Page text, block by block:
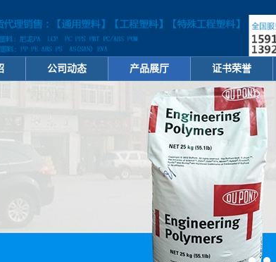
公司动态 产品展厅 证书荣誉